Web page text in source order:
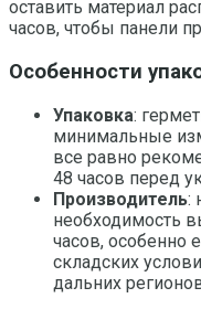
оставить материал
часов, чтобы панели
Особенности
Упаковка:
минимальные
все равно
48 часов перед
Производитель:
необходимость
часов, особенно
складских
дальних